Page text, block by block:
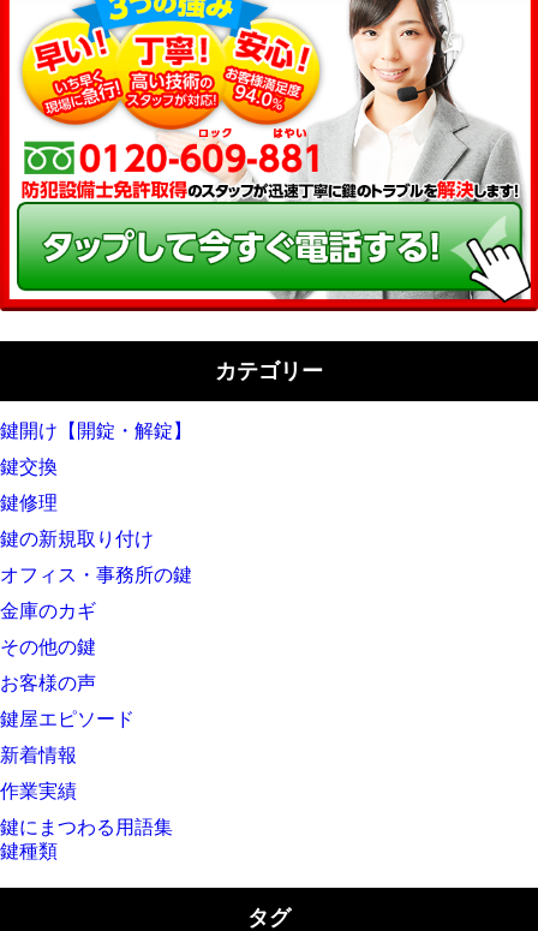
カテゴリー
鍵開け【開錠・解錠】
鍵交換
鍵修理
鍵の新規取り付け
オフィス・事務所の鍵
金庫のカギ
その他の鍵
お客様の声
鍵屋エピソード
新着情報
作業実績
鍵にまつわる用語集
鍵種類
タグ